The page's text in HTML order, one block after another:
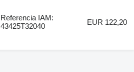
Referencia IAM:
43425T32040
EUR 122,20